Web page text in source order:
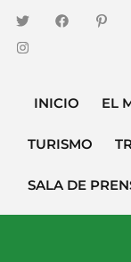
INICIO EL
TURISMO
SALA DE